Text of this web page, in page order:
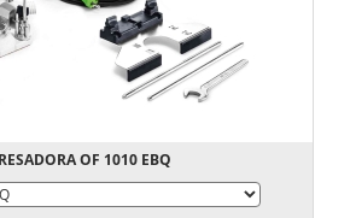
OF 1010 EBQ